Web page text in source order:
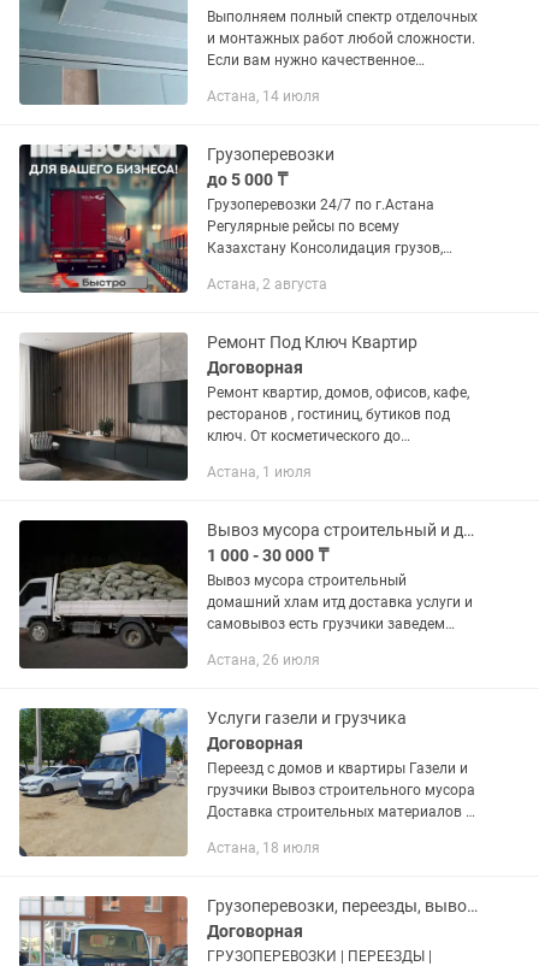
Выполняем полный спектр отделочных
и монтажных работ любой сложности.
Если вам нужно качественное
и сроков — это к нам! Что мы
Астана, 14 июля
Грузоперевозки
до 5 000 ₸
Грузоперевозки 24/7 по г.Астана
Регулярные рейсы по всему
Казахстану Консолидация грузов,
регионам Казахстана В штате более 50
200...
Астана, 2 августа
Ремонт Под Ключ Квартир
Договорная
Ремонт квартир, домов, офисов, кафе,
ресторанов , гостиниц, бутиков под
ключ. От косметического до
черновой квартиры, дизайнерский
Астана, 1 июля
Вывоз мусора строительный и домашний хлам любой сложности звоните пишите
1 000 - 30 000 ₸
Вывоз мусора строительный
домашний хлам итд доставка услуги и
самовывоз есть грузчики заведем
5тонн до 250мешок
Астана, 26 июля
Услуги газели и грузчика
Договорная
Переезд с домов и квартиры Газели и
грузчики Вывоз строительного мусора
Доставка строительных материалов и
Демонтаж Выезд межгород Цена
Астана, 18 июля
Грузоперевозки, переезды, вывоз мусора
Договорная
ГРУЗОПЕРЕВОЗКИ | ПЕРЕЕЗДЫ |